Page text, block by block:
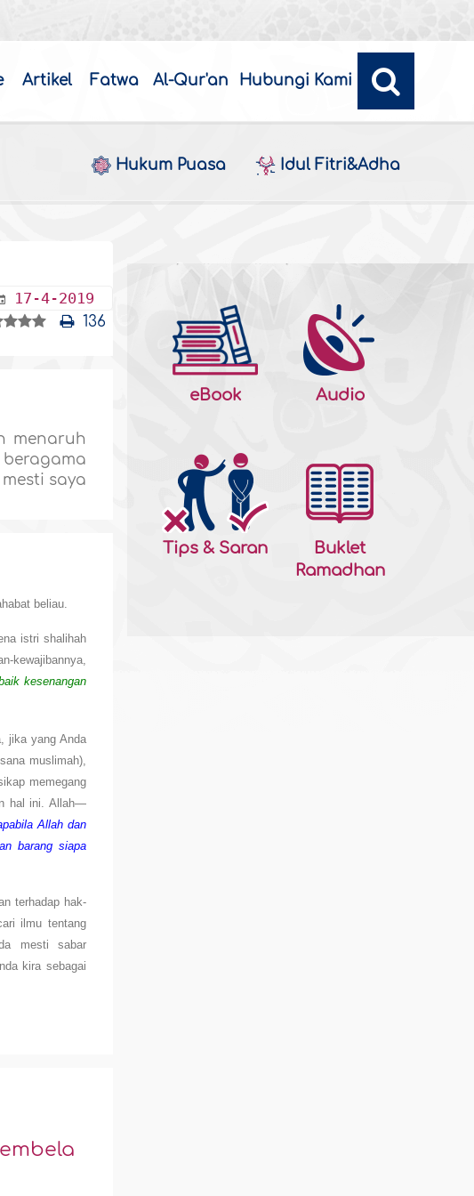
Artikel Fatwa Al-Qur'an Hubungi Kami
Hukum Puasa Idul Fitri&Adha
17-4-2019
136
menaruh
saya
beliau.
istri shalihah
kewajibannya,
kesenangan
jika yang Anda
muslimah),
memegang
hal ini. Allah—
Allah dan
barang siapa
terhadap hak-
ilmu tentang
mesti sabar
kira sebagai
eBook Audio
Tips & Saran
Buklet
Ramadhan